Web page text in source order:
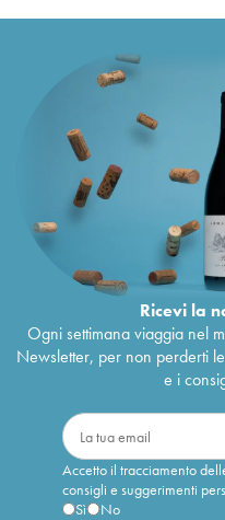
Ricevi la
Ogni settimana viaggia nel
Newsletter, per non perderti
e i
Accetto il tracciamento
consigli e suggerimenti
Sì
No